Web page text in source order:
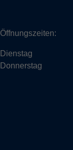
Öffnungszeiten:
Dienstag
Donnerstag